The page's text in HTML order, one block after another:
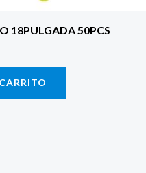
18PULGADA 50PCS